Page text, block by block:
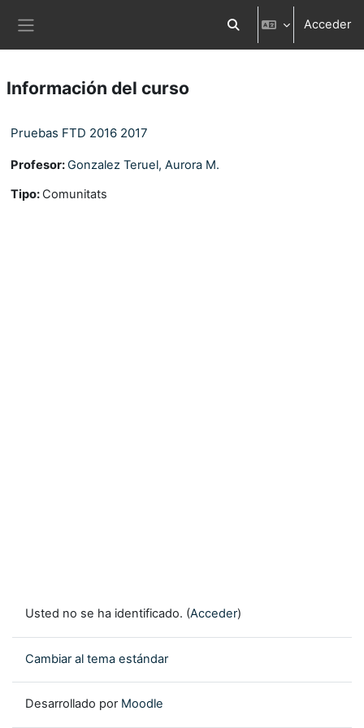
Selector de búsqueda
Acceder
Información del curso
Pruebas FTD 2016 2017
Profesor:Gonzalez Teruel, Aurora M.
Tipo: Comunitats
Usted no se ha identificado. (Acceder)
Cambiar al tema estándar
Desarrollado por Moodle